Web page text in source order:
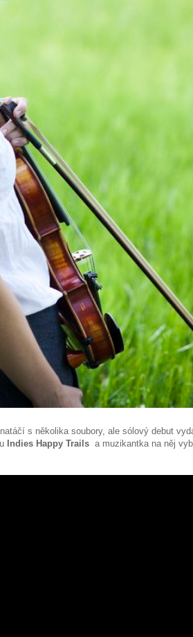
s několika soubory, ale sólový debut
Indies Happy Trails a muzikantka na něj